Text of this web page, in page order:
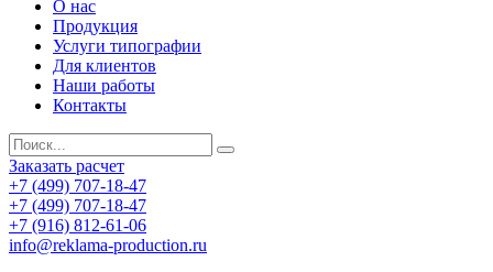
О нас
Продукция
Услуги типографии
Для клиентов
Наши работы
Контакты
Заказать расчет
+7 (499) 707-18-47
+7 (499) 707-18-47
+7 (916) 812-61-06
info@reklama-production.ru